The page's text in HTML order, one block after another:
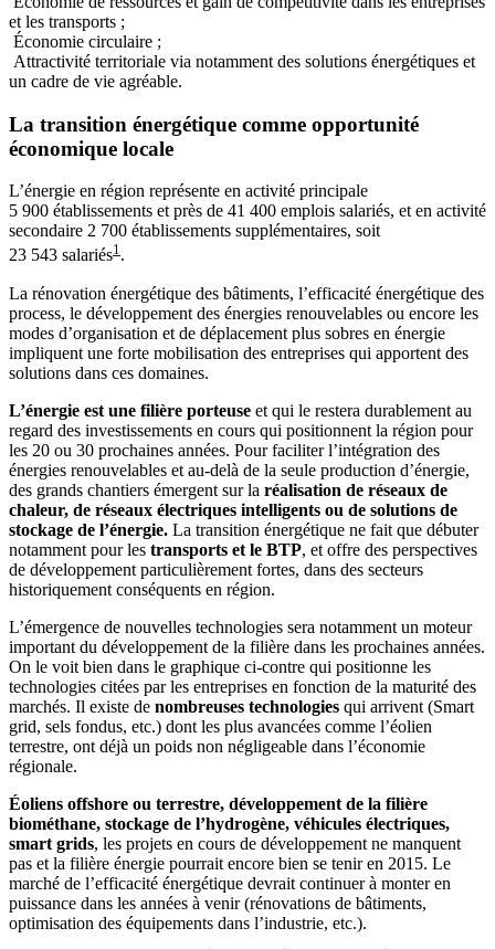
et les transports ;
Économie circulaire ;
Attractivité territoriale via notamment des solutions énergétiques et
un cadre de vie agréable.
La transition énergétique comme opportunité
économique locale
L’énergie en région représente en activité principale
5 900 établissements et près de 41 400 emplois salariés, et en activité
secondaire 2 700 établissements supplémentaires, soit
23 543 salariés1.
La rénovation énergétique des bâtiments, l’efficacité énergétique des
process, le développement des énergies renouvelables ou encore les
modes d’organisation et de déplacement plus sobres en énergie
impliquent une forte mobilisation des entreprises qui apportent des
solutions dans ces domaines.
L’énergie est une filière porteuse et qui le restera durablement au
regard des investissements en cours qui positionnent la région pour
les 20 ou 30 prochaines années. Pour faciliter l’intégration des
énergies renouvelables et au-delà de la seule production d’énergie,
des grands chantiers émergent sur la réalisation de réseaux de
chaleur, de réseaux électriques intelligents ou de solutions de
stockage de l’énergie. La transition énergétique ne fait que débuter
notamment pour les transports et le BTP, et offre des perspectives
de développement particulièrement fortes, dans des secteurs
historiquement conséquents en région.
L’émergence de nouvelles technologies sera notamment un moteur
important du développement de la filière dans les prochaines années.
On le voit bien dans le graphique ci-contre qui positionne les
technologies citées par les entreprises en fonction de la maturité des
marchés. Il existe de nombreuses technologies qui arrivent (Smart
grid, sels fondus, etc.) dont les plus avancées comme l’éolien
terrestre, ont déjà un poids non négligeable dans l’économie
régionale.
Éoliens offshore ou terrestre, développement de la filière
biométhane, stockage de l’hydrogène, véhicules électriques,
smart grids, les projets en cours de développement ne manquent
pas et la filière énergie pourrait encore bien se tenir en 2015. Le
marché de l’efficacité énergétique devrait continuer à monter en
puissance dans les années à venir (rénovations de bâtiments,
optimisation des équipements dans l’industrie, etc.).